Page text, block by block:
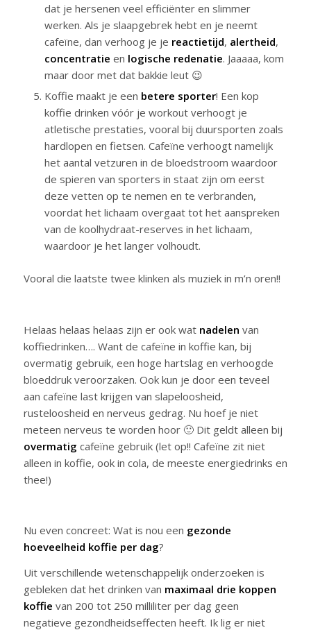
dat je hersenen veel efficiënter en slimmer
werken. Als je slaapgebrek hebt en je neemt
cafeïne, dan verhoog je je reactietijd, alertheid,
concentratie en logische redenatie. Jaaaaa, kom
maar door met dat bakkie leut 😉
Koffie maakt je een betere sporter! Een kop
koffie drinken vóór je workout verhoogt je
atletische prestaties, vooral bij duursporten zoals
hardlopen en fietsen. Cafeïne verhoogt namelijk
het aantal vetzuren in de bloedstroom waardoor
de spieren van sporters in staat zijn om eerst
deze vetten op te nemen en te verbranden,
voordat het lichaam overgaat tot het aanspreken
van de koolhydraat-reserves in het lichaam,
waardoor je het langer volhoudt.
Vooral die laatste twee klinken als muziek in m’n oren!!
Helaas helaas helaas zijn er ook wat nadelen van
koffiedrinken…. Want de cafeïne in koffie kan, bij
overmatig gebruik, een hoge hartslag en verhoogde
bloeddruk veroorzaken. Ook kun je door een teveel
aan cafeïne last krijgen van slapeloosheid,
rusteloosheid en nerveus gedrag. Nu hoef je niet
meteen nerveus te worden hoor 🙂 Dit geldt alleen bij
overmatig cafeïne gebruik (let op!! Cafeïne zit niet
alleen in koffie, ook in cola, de meeste energiedrinks en
thee!)
Nu even concreet: Wat is nou een gezonde
hoeveelheid koffie per dag?
Uit verschillende wetenschappelijk onderzoeken is
gebleken dat het drinken van maximaal drie koppen
koffie van 200 tot 250 milliliter per dag geen
negatieve gezondheidseffecten heeft. Ik lig er niet